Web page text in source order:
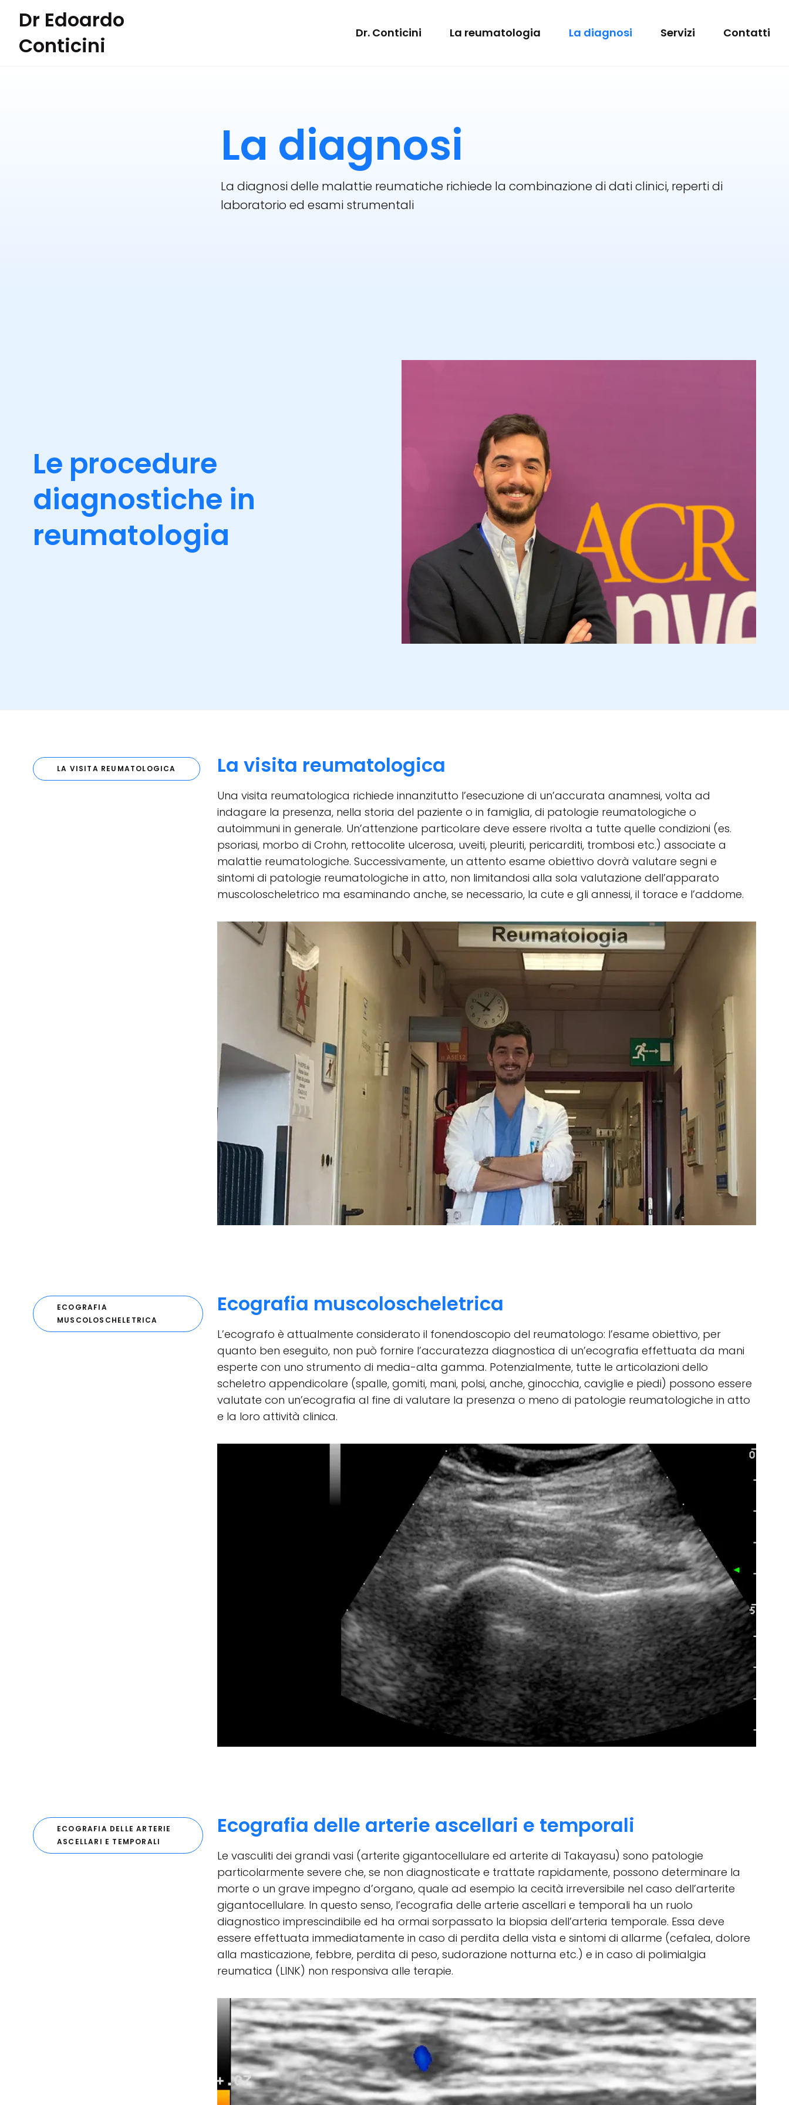
Dr Edoardo
Conticini
Dr. Conticini La reumatologia La diagnosi Servizi Contatti
La diagnosi
La diagnosi delle malattie reumatiche richiede la combinazione di dati clinici, reperti di
laboratorio ed esami strumentali
Le procedure
diagnostiche in
reumatologia
LA VISITA REUMATOLOGICA La visita reumatologica
Una visita reumatologica richiede innanzitutto l’esecuzione di un’accurata anamnesi, volta ad
indagare la presenza, nella storia del paziente o in famiglia, di patologie reumatologiche o
autoimmuni in generale. Un’attenzione particolare deve essere rivolta a tutte quelle condizioni (es.
psoriasi, morbo di Crohn, rettocolite ulcerosa, uveiti, pleuriti, pericarditi, trombosi etc.) associate a
malattie reumatologiche. Successivamente, un attento esame obiettivo dovrà valutare segni e
sintomi di patologie reumatologiche in atto, non limitandosi alla sola valutazione dell’apparato
muscoloscheletrico ma esaminando anche, se necessario, la cute e gli annessi, il torace e l’addome.
ECOGRAFIA
MUSCOLOSCHELETRICA
Ecografia muscoloscheletrica
L’ecografo è attualmente considerato il fonendoscopio del reumatologo: l’esame obiettivo, per
quanto ben eseguito, non può fornire l’accuratezza diagnostica di un’ecografia effettuata da mani
esperte con uno strumento di media-alta gamma. Potenzialmente, tutte le articolazioni dello
scheletro appendicolare (spalle, gomiti, mani, polsi, anche, ginocchia, caviglie e piedi) possono essere
valutate con un’ecografia al fine di valutare la presenza o meno di patologie reumatologiche in atto
e la loro attività clinica.
ECOGRAFIA DELLE ARTERIE
ASCELLARI E TEMPORALI
Ecografia delle arterie ascellari e temporali
Le vasculiti dei grandi vasi (arterite gigantocellulare ed arterite di Takayasu) sono patologie
particolarmente severe che, se non diagnosticate e trattate rapidamente, possono determinare la
morte o un grave impegno d’organo, quale ad esempio la cecità irreversibile nel caso dell’arterite
gigantocellulare. In questo senso, l’ecografia delle arterie ascellari e temporali ha un ruolo
diagnostico imprescindibile ed ha ormai sorpassato la biopsia dell’arteria temporale. Essa deve
essere effettuata immediatamente in caso di perdita della vista e sintomi di allarme (cefalea, dolore
alla masticazione, febbre, perdita di peso, sudorazione notturna etc.) e in caso di polimialgia
reumatica (LINK) non responsiva alle terapie.